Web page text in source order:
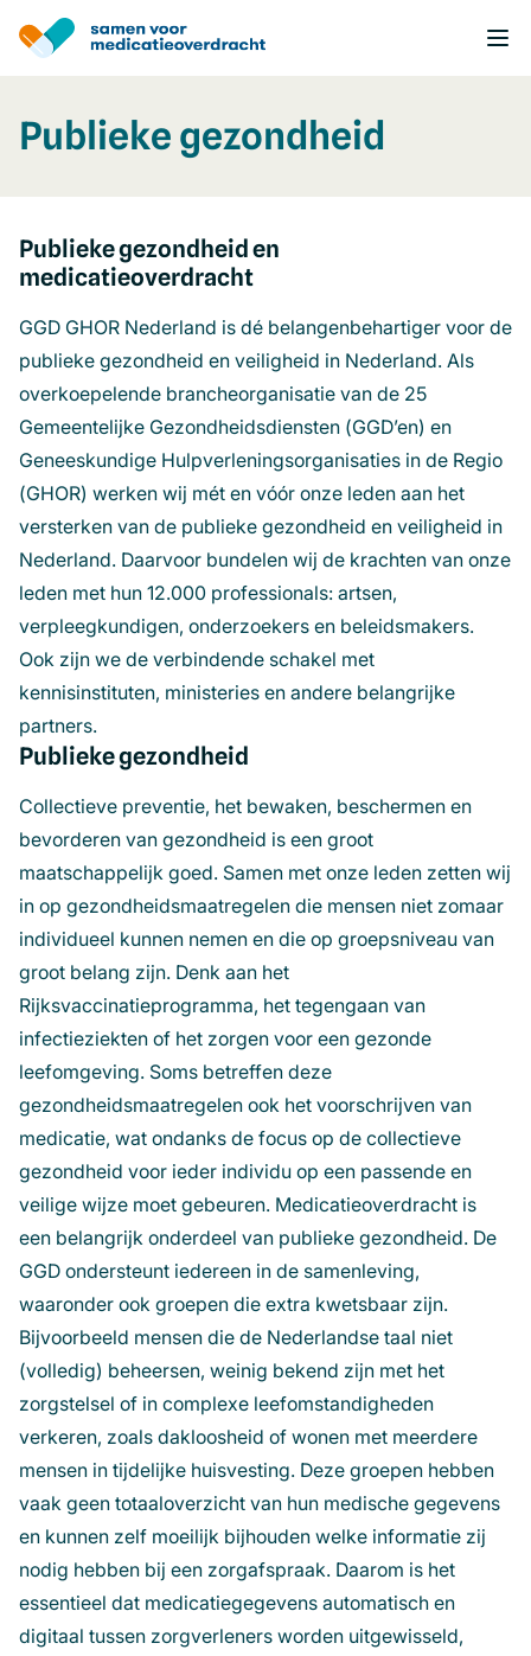
Overslaan
en
inhoud
gaan
Publieke gezondheid
Publieke gezondheid en
medicatieoverdracht
GGD GHOR Nederland is dé belangenbehartiger voor de
publieke gezondheid en veiligheid in Nederland. Als
overkoepelende brancheorganisatie van de 25
Gemeentelijke Gezondheidsdiensten (GGD’en) en
Geneeskundige Hulpverleningsorganisaties in de Regio
(GHOR) werken wij mét en vóór onze leden aan het
versterken van de publieke gezondheid en veiligheid in
Nederland. Daarvoor bundelen wij de krachten van onze
leden met hun 12.000 professionals: artsen,
verpleegkundigen, onderzoekers en beleidsmakers.
Ook zijn we de verbindende schakel met
kennisinstituten, ministeries en andere belangrijke
partners.
Publieke gezondheid
Collectieve preventie, het bewaken, beschermen en
bevorderen van gezondheid is een groot
maatschappelijk goed. Samen met onze leden zetten wij
in op gezondheidsmaatregelen die mensen niet zomaar
individueel kunnen nemen en die op groepsniveau van
groot belang zijn. Denk aan het
Rijksvaccinatieprogramma, het tegengaan van
infectieziekten of het zorgen voor een gezonde
leefomgeving. Soms betreffen deze
gezondheidsmaatregelen ook het voorschrijven van
medicatie, wat ondanks de focus op de collectieve
gezondheid voor ieder individu op een passende en
veilige wijze moet gebeuren. Medicatieoverdracht is
een belangrijk onderdeel van publieke gezondheid. De
GGD ondersteunt iedereen in de samenleving,
waaronder ook groepen die extra kwetsbaar zijn.
Bijvoorbeeld mensen die de Nederlandse taal niet
(volledig) beheersen, weinig bekend zijn met het
zorgstelsel of in complexe leefomstandigheden
verkeren, zoals dakloosheid of wonen met meerdere
mensen in tijdelijke huisvesting. Deze groepen hebben
vaak geen totaaloverzicht van hun medische gegevens
en kunnen zelf moeilijk bijhouden welke informatie zij
nodig hebben bij een zorgafspraak. Daarom is het
essentieel dat medicatiegegevens automatisch en
digitaal tussen zorgverleners worden uitgewisseld,